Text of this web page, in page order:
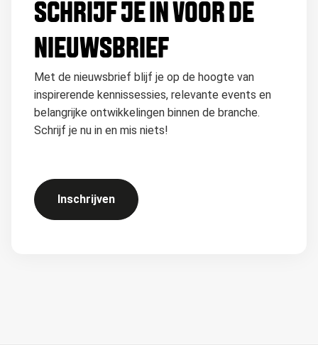
SCHRIJF JE IN VOOR DE
NIEUWSBRIEF
Met de nieuwsbrief blijf je op de hoogte van
inspirerende kennissessies, relevante events en
belangrijke ontwikkelingen binnen de branche.
Schrijf je nu in en mis niets!
Inschrijven